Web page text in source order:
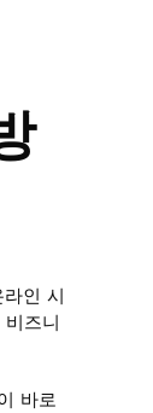
인 시
즈니
바로